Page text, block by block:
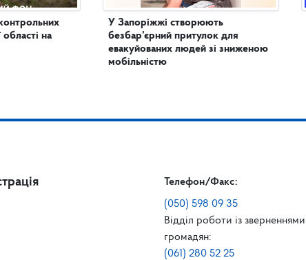
на
У Запоріжжі створюють
безбар’єрний притулок для
евакуйованих людей зі зниженою
мобільністю
Телефон/Факс:
(050) 598 09 35
Відділ роботи із зверненнями
громадян:
(061) 280 52 25